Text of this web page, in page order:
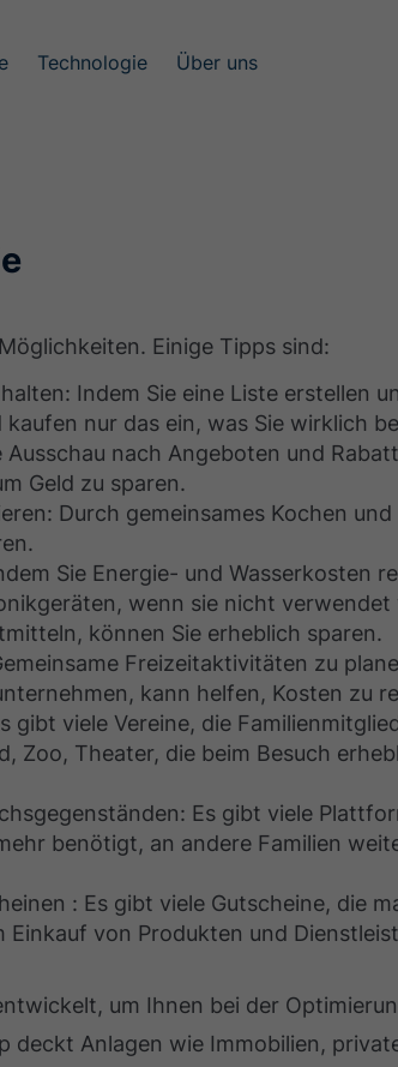
Technologie Über uns
Einige Tipps sind:
Indem Sie eine Liste erstellen
nur das ein, was Sie wirklich
nach Angeboten und
Geld zu sparen.
Durch gemeinsames Kochen
Sie Energie- und Wasserkosten
wenn sie nicht
können Sie erheblich sparen.
Freizeitaktivitäten zu
kann helfen, Kosten zu
gibt viele Vereine, die
Zoo, Theater, die beim Besuch
Es gibt viele
benötigt, an andere Familien
: Es gibt viele Gutscheine, die
von Produkten und
um Ihnen bei der
deckt Anlagen wie Immobilien,